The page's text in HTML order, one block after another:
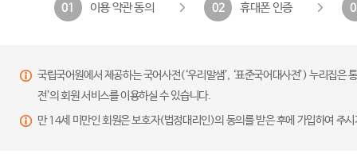
01 이용 약관 동의 02 휴대폰 인증
국립국어원에서 제공하는 국어사전(‘우리말샘’, ‘표준국어대사전’) 누리집
전’의 회원 서비스를 이용하실 수 있습니다.
만 14세 미만인 회원은 보호자(법정대리인)의 동의를 받은 후에 가입하여 주